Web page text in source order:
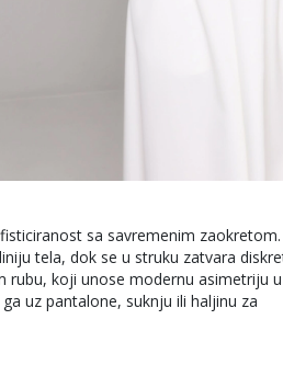
sa savremenim zaokretom.
tela, dok se u struku zatvara
rubu, koji unose modernu asimetriju u
uz pantalone, suknju ili haljinu za